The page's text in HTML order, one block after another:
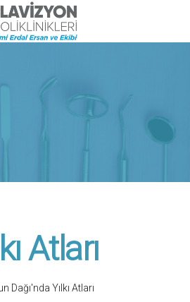
Atları
Dağı'nda Yılkı Atları